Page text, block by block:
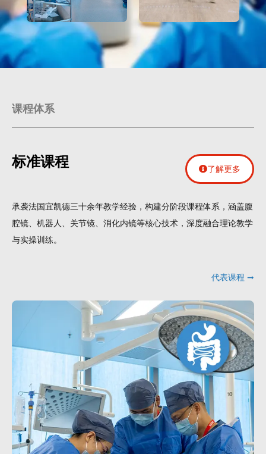
课程体系
标准课程 了解更多
承袭法国宜凯德三十余年教学经验，构建分阶段课程体系，涵盖腹
腔镜、机器人、关节镜、消化内镜等核心技术，深度融合理论教学
与实操训练。
代表课程 ➞